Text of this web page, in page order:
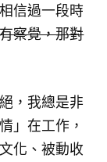
信過一段時
察覺，那對
，我總是非
」在工作，
化、被動收